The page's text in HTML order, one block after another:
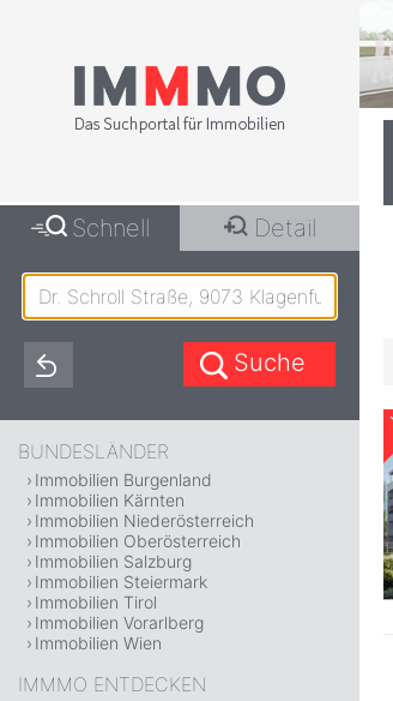
Schnell Detail
BUNDESLÄNDER
Immobilien Burgenland
Immobilien Kärnten
Immobilien Niederösterreich
Immobilien Oberösterreich
Immobilien Salzburg
Immobilien Steiermark
Immobilien Tirol
Immobilien Vorarlberg
Immobilien Wien
IMMMO ENTDECKEN